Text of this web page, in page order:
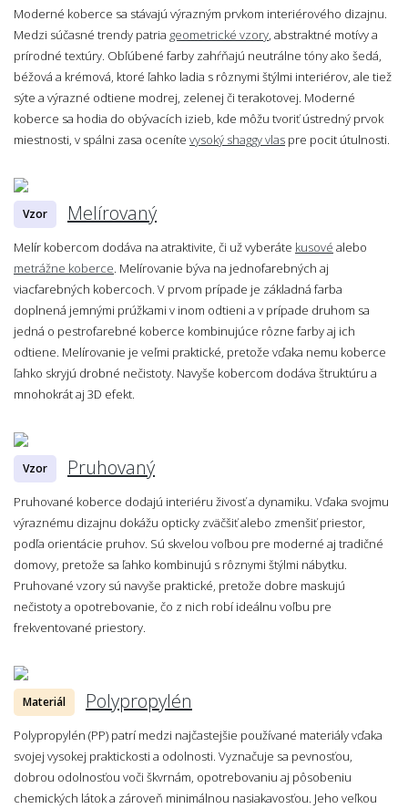
Moderné koberce sa stávajú výrazným prvkom interiérového dizajnu.
Medzi súčasné trendy patria geometrické vzory , abstraktné motívy a
prírodné textúry. Obľúbené farby zahŕňajú neutrálne tóny ako šedá,
béžová a krémová, ktoré ľahko ladia s rôznymi štýlmi interiérov, ale tiež
sýte a výrazné odtiene modrej, zelenej či terakotovej. Moderné
koberce sa hodia do obývacích izieb, kde môžu tvoriť ústredný prvok
miestnosti, v spálni zasa oceníte vysoký shaggy vlas pre pocit útulnosti.
Vzor Melírovaný
Melír kobercom dodáva na atraktivite, či už vyberáte kusové alebo
metrážne koberce . Melírovanie býva na jednofarebných aj
viacfarebných kobercoch. V prvom prípade je základná farba
doplnená jemnými prúžkami v inom odtieni a v prípade druhom sa
jedná o pestrofarebné koberce kombinujúce rôzne farby aj ich
odtiene. Melírovanie je veľmi praktické, pretože vďaka nemu koberce
ľahko skryjú drobné nečistoty. Navyše kobercom dodáva štruktúru a
mnohokrát aj 3D efekt.
Vzor Pruhovaný
Pruhované koberce dodajú interiéru živosť a dynamiku. Vďaka svojmu
výraznému dizajnu dokážu opticky zväčšiť alebo zmenšiť priestor,
podľa orientácie pruhov. Sú skvelou voľbou pre moderné aj tradičné
domovy, pretože sa ľahko kombinujú s rôznymi štýlmi nábytku.
Pruhované vzory sú navyše praktické, pretože dobre maskujú
nečistoty a opotrebovanie, čo z nich robí ideálnu voľbu pre
frekventované priestory.
Materiál Polypropylén
Polypropylén (PP) patrí medzi najčastejšie používané materiály vďaka
svojej vysokej praktickosti a odolnosti. Vyznačuje sa pevnosťou,
dobrou odolnosťou voči škvrnám, opotrebovaniu aj pôsobeniu
chemických látok a zároveň minimálnou nasiakavosťou. Jeho veľkou